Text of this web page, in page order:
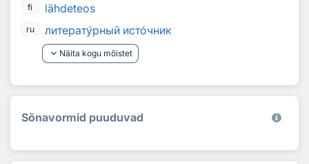
fi lähdeteos
ru литературный источник
keyboard_arrow_down Näita kogu mõistet
Sõnavormid puuduvad